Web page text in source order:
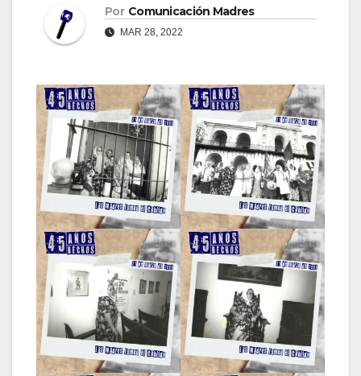
Por Comunicación Madres
MAR 28, 2022